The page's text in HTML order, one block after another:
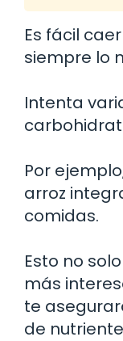
Es fácil
siempre lo
Intenta
Por
arroz
comidas.
Esto no
más
te
de